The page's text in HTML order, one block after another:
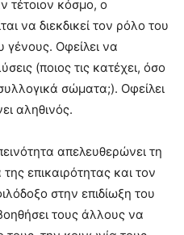
τέτοιον κόσμο, ο
να διεκδικεί τον ρόλο του
Oφείλει να
(ποιος τις κατέχει, όσο
σώματα;). Oφείλει
αληθινός.
απελευθερώνει τη
επικαιρότητας και τον
στην επιδίωξη του
τους άλλους να